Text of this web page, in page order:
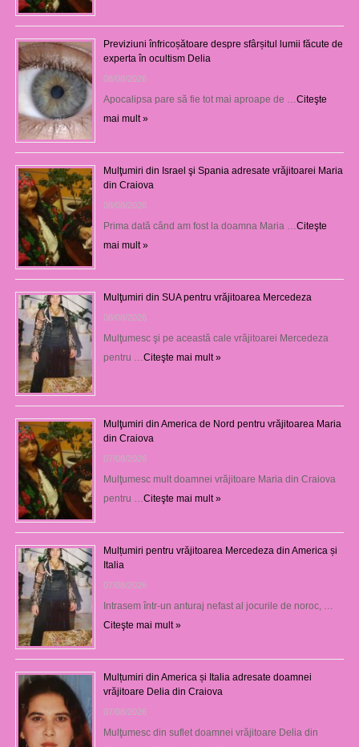
Previziuni înfricoșătoare despre sfârșitul lumii făcute de
experta în ocultism Delia
08/08/2026
Apocalipsa pare să fie tot mai aproape de …Citeşte
mai mult »
Mulţumiri din Israel şi Spania adresate vrăjitoarei Maria
din Craiova
08/08/2026
Prima dată când am fost la doamna Maria …Citeşte
mai mult »
Mulţumiri din SUA pentru vrăjitoarea Mercedeza
08/08/2026
Mulţumesc şi pe această cale vrăjitoarei Mercedeza
pentru …Citeşte mai mult »
Mulţumiri din America de Nord pentru vrăjitoarea Maria
din Craiova
07/08/2026
Mulţumesc mult doamnei vrăjitoare Maria din Craiova
pentru …Citeşte mai mult »
Mulțumiri pentru vrăjitoarea Mercedeza din America și
Italia
07/08/2026
Intrasem într-un anturaj nefast al jocurile de noroc, …
Citeşte mai mult »
Mulțumiri din America și Italia adresate doamnei
vrăjitoare Delia din Craiova
07/08/2026
Mulţumesc din suflet doamnei vrăjitoare Delia din